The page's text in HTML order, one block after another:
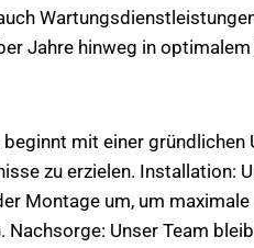
Jahre hinweg in
mit einer gründlichen
zu erzielen. Installation:
Montage um, um
Nachsorge: Unser Team